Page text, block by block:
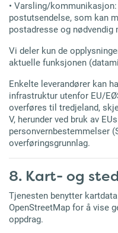
• Varsling/
postutsendelse, som kan
postadresse og
Vi deler kun de
aktuelle funksjonen
Enkelte leverandører kan
infrastruktur utenfor EU/
overføres til tredjeland,
V, herunder ved bruk av
personvernbestemmelser
overføringsgrunnlag.
8. Kart- og
Tjenesten benytter
OpenStreetMap for å vise
oppdrag.